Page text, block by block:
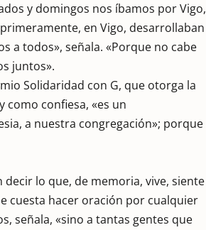
y domingos nos íbamos por Vigo,
en Vigo, desarrollaban
a todos», señala. «Porque no cabe
juntos».
Solidaridad con G, que otorga la
como confiesa, «es un
a nuestra congregación»; porque
lo que, de memoria, vive, siente
cuesta hacer oración por cualquier
señala, «sino a tantas gentes que